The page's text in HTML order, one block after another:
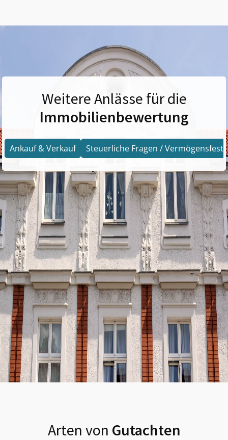
Weitere Anlässe für die
Immobilienbewertung
Ankauf & Verkauf Steuerliche Fragen /
Arten von Gutachten